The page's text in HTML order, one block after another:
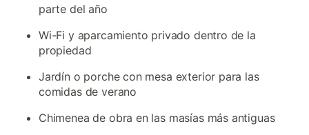
parte del año
Wi-Fi y aparcamiento privado dentro de la
propiedad
Jardín o porche con mesa exterior para las
comidas de verano
Chimenea de obra en las masías más antiguas